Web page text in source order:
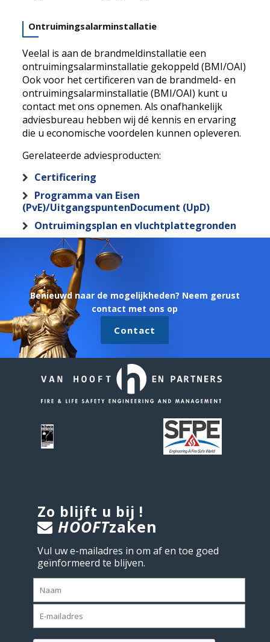
Ontruimingsalarminstallatie
Veelal is aan de brandmeldinstallatie een
ontruimingsalarminstallatie gekoppeld (BMI/OAI)
Ook voor het certificeren van de brandmeld- en
ontruimingsalarminstallatie (BMI/OAI) kunt u
contact met ons opnemen. Als onafhankelijk
adviesbureau hebben wij dé kennis en ervaring
die u economische voordelen kunnen opleveren.
Gerelateerde adviesproducten:
Certificering
Programma van Eisen
(PvE)/UitgangspuntenDocument (UpD)
Ontruimingsplan en vluchtplattegronden
Benieuwd naar de mogelijkheden? Neem gerust
contact met ons op
Contact
Zo blijft u bij !
HOOFTzaken
Vul uw e-mailadres in om af en toe goed
geïnformeerd te blijven.